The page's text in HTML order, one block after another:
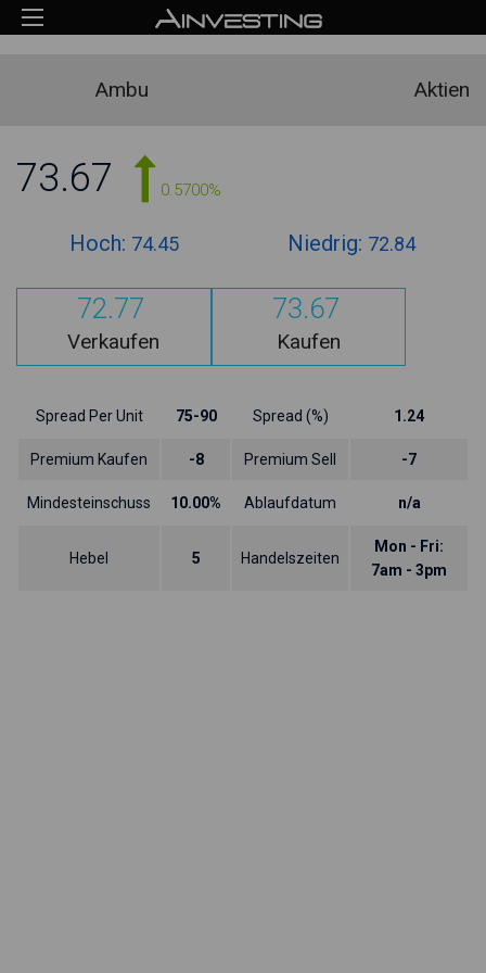
Ambu Aktien
73.67 0.5700%
Hoch: 74.45 Niedrig: 72.84
72.77
Verkaufen
73.67
Kaufen
Spread Per Unit 75-90 Spread (%) 1.24
Premium Kaufen -8 Premium Sell -7
Mindesteinschuss 10.00% Ablaufdatum n/a
Hebel 5 Handelszeiten
Mon - Fri:
7am - 3pm